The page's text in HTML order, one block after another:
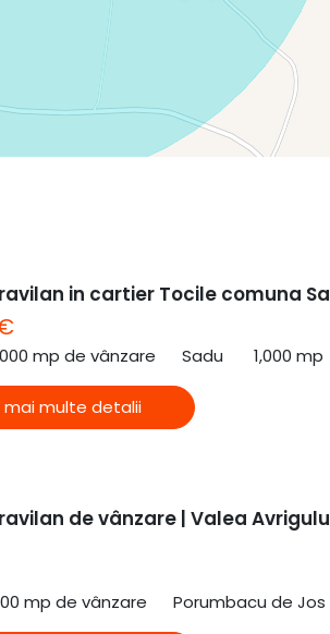
in cartier Tocile comuna
mp de vânzare Sadu 1,000 mp
mai multe detalii
de vânzare | Valea
mp de vânzare Porumbacu de Jos